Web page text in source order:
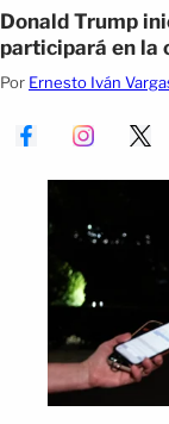
Donald Trump
participará en la
primer ministro
Por Ernesto Iván